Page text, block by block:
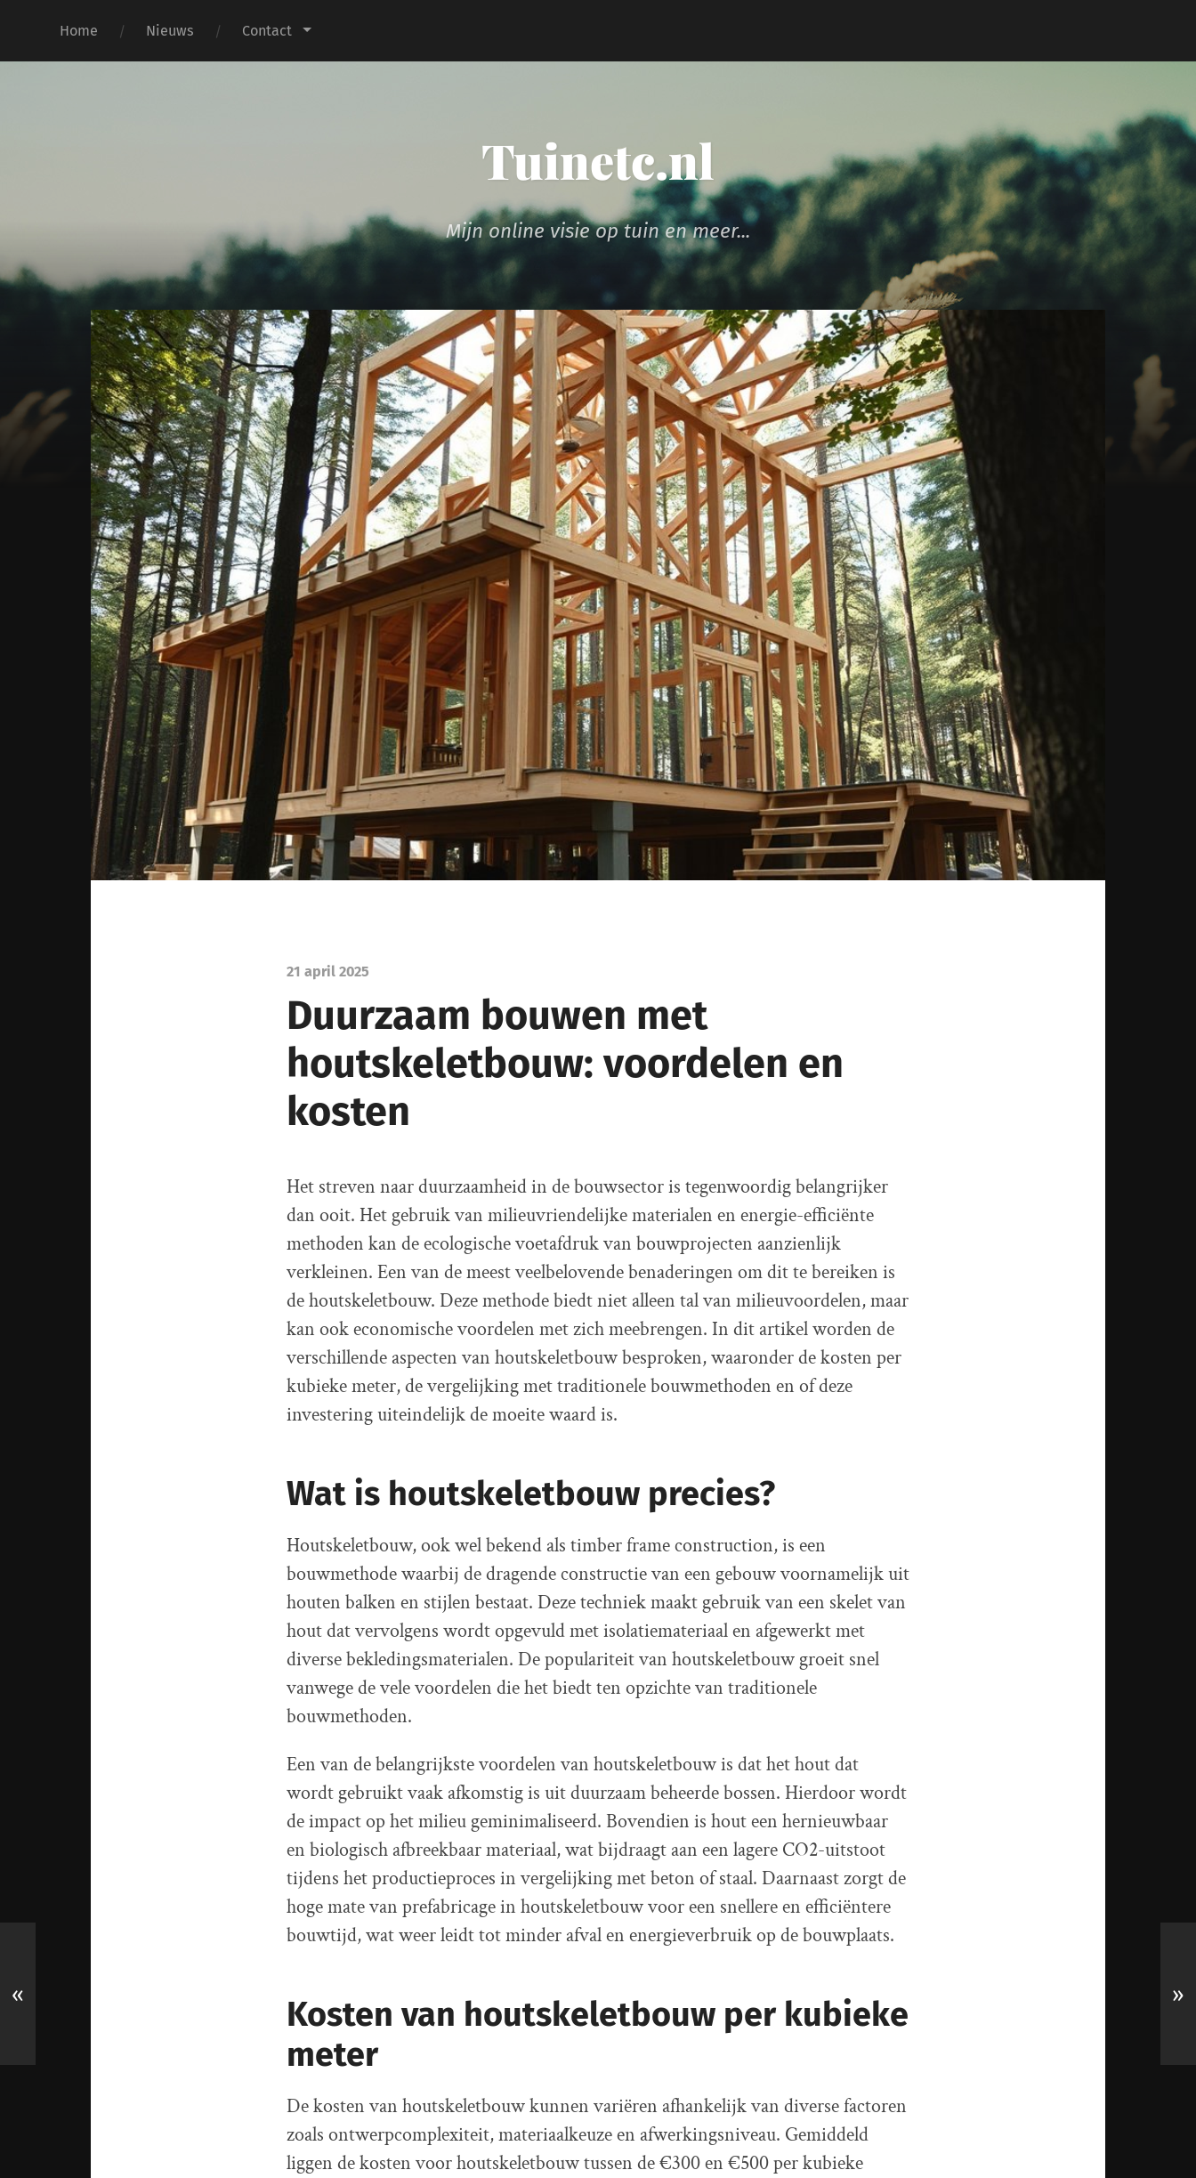
Home Nieuws Contact
Tuinetc.nl
Mijn online visie op tuin en meer...
21 april 2025
Duurzaam bouwen met
houtskeletbouw: voordelen en
kosten
Het streven naar duurzaamheid in de bouwsector is tegenwoordig belangrijker
dan ooit. Het gebruik van milieuvriendelijke materialen en energie-efficiënte
methoden kan de ecologische voetafdruk van bouwprojecten aanzienlijk
verkleinen. Een van de meest veelbelovende benaderingen om dit te bereiken is
de houtskeletbouw. Deze methode biedt niet alleen tal van milieuvoordelen, maar
kan ook economische voordelen met zich meebrengen. In dit artikel worden de
verschillende aspecten van houtskeletbouw besproken, waaronder de kosten per
kubieke meter, de vergelijking met traditionele bouwmethoden en of deze
investering uiteindelijk de moeite waard is.
Wat is houtskeletbouw precies?
Houtskeletbouw, ook wel bekend als timber frame construction, is een
bouwmethode waarbij de dragende constructie van een gebouw voornamelijk uit
houten balken en stijlen bestaat. Deze techniek maakt gebruik van een skelet van
hout dat vervolgens wordt opgevuld met isolatiemateriaal en afgewerkt met
diverse bekledingsmaterialen. De populariteit van houtskeletbouw groeit snel
vanwege de vele voordelen die het biedt ten opzichte van traditionele
bouwmethoden.
Een van de belangrijkste voordelen van houtskeletbouw is dat het hout dat
wordt gebruikt vaak afkomstig is uit duurzaam beheerde bossen. Hierdoor wordt
de impact op het milieu geminimaliseerd. Bovendien is hout een hernieuwbaar
en biologisch afbreekbaar materiaal, wat bijdraagt aan een lagere CO2-uitstoot
tijdens het productieproces in vergelijking met beton of staal. Daarnaast zorgt de
hoge mate van prefabricage in houtskeletbouw voor een snellere en efficiëntere
bouwtijd, wat weer leidt tot minder afval en energieverbruik op de bouwplaats.
Kosten van houtskeletbouw per kubieke
meter
De kosten van houtskeletbouw kunnen variëren afhankelijk van diverse factoren
zoals ontwerpcomplexiteit, materiaalkeuze en afwerkingsniveau. Gemiddeld
liggen de kosten voor houtskeletbouw tussen de €300 en €500 per kubieke
« »